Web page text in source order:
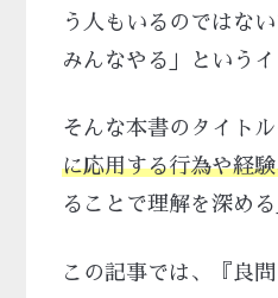
う人もいるのではな
みんなやる」という
そんな本書のタイト
に応用する行為や経
ることで理解を深め
この記事では、『良